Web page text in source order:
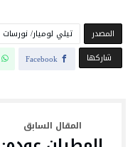
‫المصدر‬
تيلي لوميار/ نورسات
‫‫ شاركها‬
Facebook